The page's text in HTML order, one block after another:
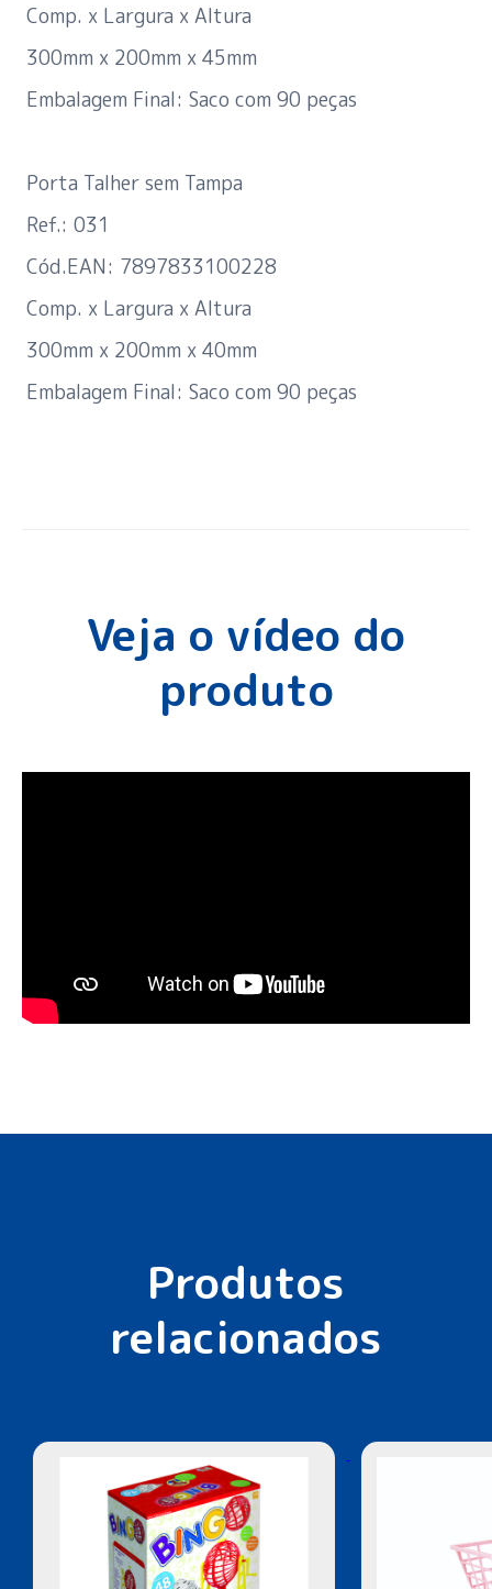
Comp. x Largura x Altura
300mm x 200mm x 45mm
Embalagem Final: Saco com 90 peças
Porta Talher sem Tampa
Ref.: 031
Cód.EAN: 7897833100228
Comp. x Largura x Altura
300mm x 200mm x 40mm
Embalagem Final: Saco com 90 peças
Veja o vídeo do
produto
Produtos
relacionados